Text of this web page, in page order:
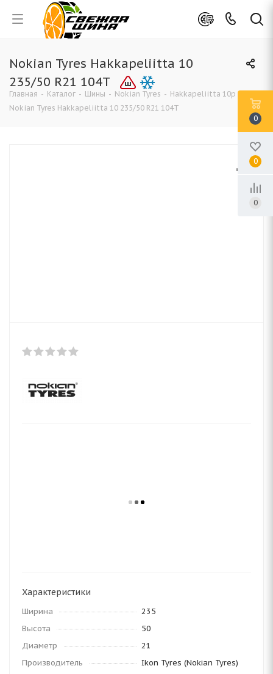
Nokian Tyres Hakkapeliitta 10
235/50 R21 104T
Главная - Каталог - Шины - Nokian Tyres - Hakkapeliitta 10p -
Nokian Tyres Hakkapeliitta 10 235/50 R21 104T
Характеристики
Ширина
235
Высота
50
Диаметр
21
Производитель
Ikon Tyres (Nokian Tyres)
0
0
0